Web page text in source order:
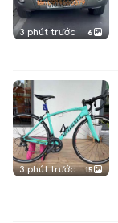
3 phút trước 6
3 phút trước 15